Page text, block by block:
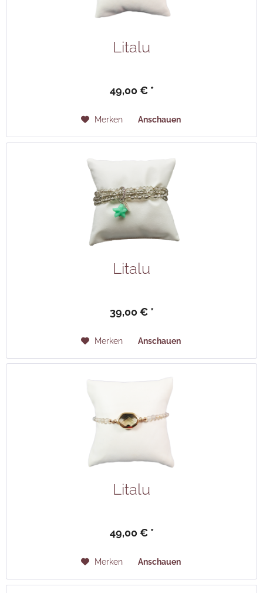
Litalu
49,00 € *
Merken Anschauen
Litalu
39,00 € *
Merken Anschauen
Litalu
49,00 € *
Merken Anschauen